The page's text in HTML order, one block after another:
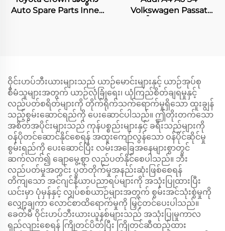
Auto Spare Parts Inner
Volkswagen Passat
ဝိုင်းဟပ်ဘီးယားများသည် ယာဉ်မောင်းများနှင့် ယာဉ်အုပ်စု
စီမံသူများအတွက် ယာဉ်လုံခြုံရေး၊ ယုံကြည်စိတ်ချရမှုနှင့်
လည်ပတ်စရိတ်များကို တိုက်ရိုက်သက်ရောက်မှုရှိသော ထူးချွန်
သည့်စွမ်းဆောင်ရည်ကို ပေးဆောင်ပါသည်။ ဤတိုးတက်သော
အစိတ်အပိုင်းများသည် ကုန်ပစ္စည်းများနှင့် ခရီးသည်များကို
ဝန်ပိုတင်ဆောင်နိုင်စေရန် အထူးကျော်လွန်သော ဝန်ပိုင်ဆိုင်မှု
စွမ်းရည်ကို ပေးဆောင်ပြီး လမ်းအခြေအနေများစွာတွင်
ဆက်လက်၍ ချောမွေ့စွာ လည်ပတ်နိုင်စေပါသည်။ ဘီး
လည်ပတ်မှုအတွင်း ပွတ်တိုက်မှုအနည်းဆုံးဖြစ်စေရန်
တိကျသော အင်ဂျင်နီယာပညာရပ်များကို အသုံးပြုထားပြီး
ယင်းမှာ ပုံမှန်နှင့် လျှပ်စစ်ယာဉ်များအတွက် စွမ်းအင်သုံးစွဲမှုကို
လျှော့ချကာ လောင်စာထိရောက်မှုကို မြှင့်တင်ပေးပါသည်။
ခေတ်မီ ဝိုင်းဟပ်ဘီးယားယူနစ်များသည် အသုံးပြုမှုကာလ
ရှည်လျားစေရန် ကြိုတင်ပိတ်ပြီး ကြိုတင်ဆီထည့်ထား